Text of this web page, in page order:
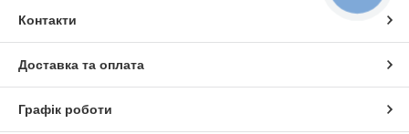
Контакти
Доставка та оплата
Графік роботи